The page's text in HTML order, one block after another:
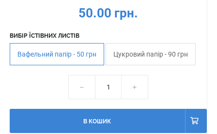
50.00 грн.
ВИБІР ЇСТІВНИХ ЛИСТІВ
Вафельний папір - 50 грн Цукровий папір - 90 грн
В КОШИК